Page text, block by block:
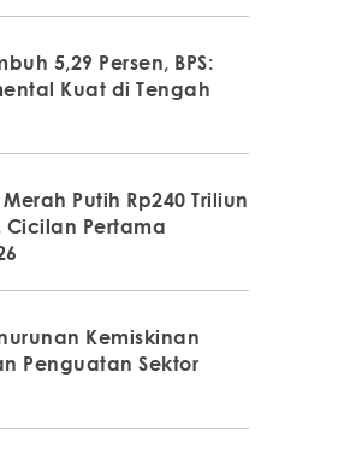
5,29 Persen, BPS:
Kuat di Tengah
Putih Rp240 Triliun
Cicilan Pertama
Kemiskinan
Penguatan Sektor